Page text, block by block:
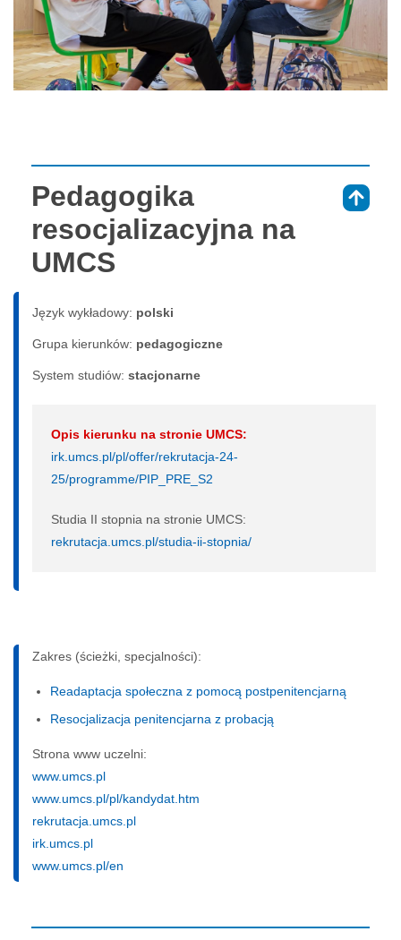
Pedagogika
resocjalizacyjna na
UMCS
Język wykładowy: polski
Grupa kierunków: pedagogiczne
System studiów: sta­cjo­nar­ne
Opis kierunku na stronie UMCS:
irk.umcs.pl/pl/offer/rekrutacja-24-
25/programme/PIP_PRE_S2
Studia II stopnia na stronie UMCS:
rekrutacja.umcs.pl/studia-ii-stopnia/
Zakres (ścieżki, specjalności):
Readaptacja społeczna z pomocą postpenitencjarną
Resocjalizacja penitencjarna z probacją
Strona www uczelni:
www.umcs.pl
www.umcs.pl/pl/kandydat.htm
rekrutacja.umcs.pl
irk.umcs.pl
www.umcs.pl/en